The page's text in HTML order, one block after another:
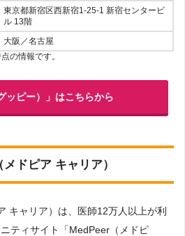
東京都新宿区西新宿1-25-1 新宿センタービ
ル 13階
大阪／名古屋
の情報です。
ッピー）」はこちらから
ドピア キャリア）
キャリア）は、医師12万人以上が利
ティサイト「MedPeer（メドピ